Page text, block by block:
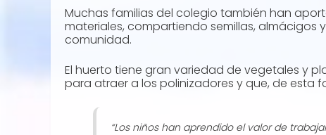
Muchas familias del colegio también han
materiales, compartiendo semillas,
comunidad.
El huerto tiene gran variedad de vegetales y
para atraer a los polinizadores y que, de esta
“Los niños han aprendido el valor de